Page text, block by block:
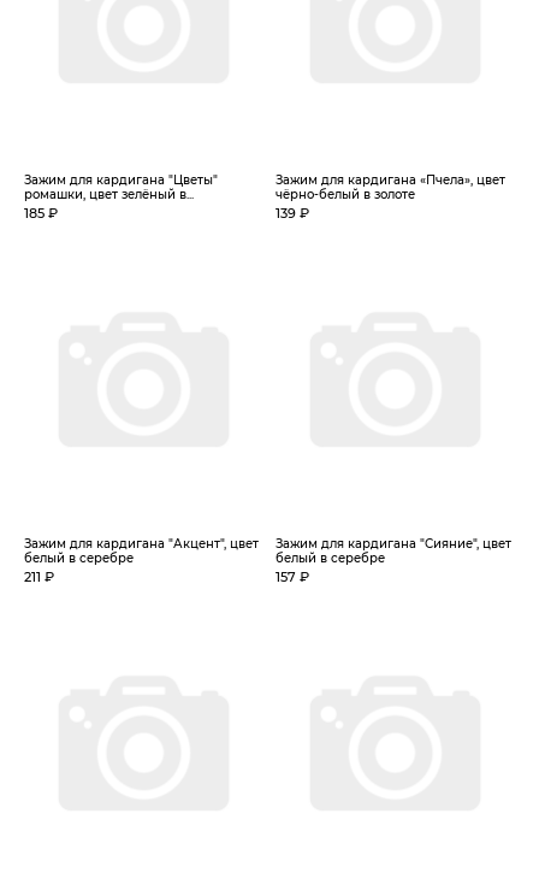
Зажим для кардигана "Цветы"
ромашки, цвет зелёный в...
185 ₽
Зажим для кардигана «Пчела», цвет
чёрно-белый в золоте
139 ₽
Зажим для кардигана "Акцент", цвет
белый в серебре
211 ₽
Зажим для кардигана "Сияние", цвет
белый в серебре
157 ₽